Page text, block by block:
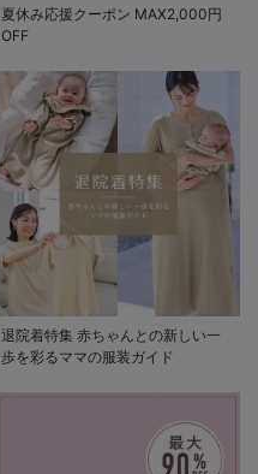
夏休み応援クーポン MAX2,000円
OFF
退院着特集 赤ちゃんとの新しい一
歩を彩るママの服装ガイド